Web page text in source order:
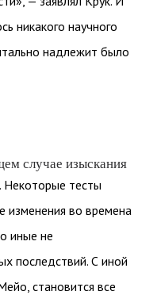
никакого научного
надлежит было
случае изыскания
Некоторые тесты
изменения во времена
иные не
последствий. С иной
становится все